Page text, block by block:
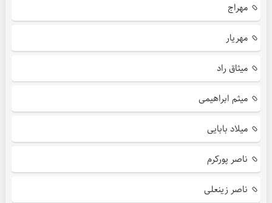
مهراج
مهریار
میثاق راد
میثم ابراهیمی
میلاد بابایی
ناصر پورکرم
ناصر زینعلی